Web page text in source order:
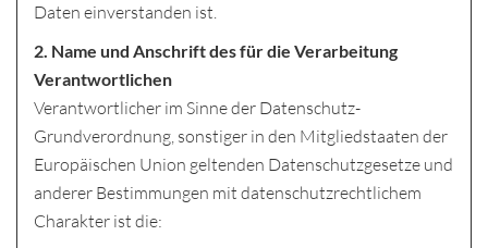
Daten einverstanden ist.
2. Name und Anschrift des für die Verarbeitung
Verantwortlichen
Verantwortlicher im Sinne der Datenschutz-
Grundverordnung, sonstiger in den Mitgliedstaaten der
Europäischen Union geltenden Datenschutzgesetze und
anderer Bestimmungen mit datenschutzrechtlichem
Charakter ist die: